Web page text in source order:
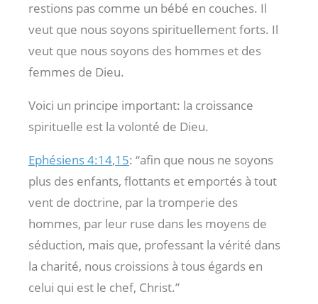
restions pas comme un bébé en couches. Il
veut que nous soyons spirituellement forts. Il
veut que nous soyons des hommes et des
femmes de Dieu.
Voici un principe important: la croissance
spirituelle est la volonté de Dieu.
Ephésiens 4:14,15: “afin que nous ne soyons
plus des enfants, flottants et emportés à tout
vent de doctrine, par la tromperie des
hommes, par leur ruse dans les moyens de
séduction, mais que, professant la vérité dans
la charité, nous croissions à tous égards en
celui qui est le chef, Christ.”